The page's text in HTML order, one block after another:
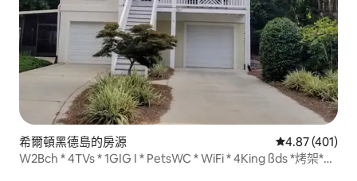
希爾頓黑德島的房源 從 401 則評價
4.87 (401)
W2Bch * 4TVs * 1GIG I * PetsWC * WiFi * 4King ßds *烤架*